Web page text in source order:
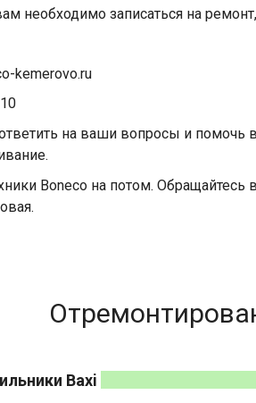
необходимо записаться на
kemerovo.ru
на ваши вопросы и
Boneco на потом.
Baxi